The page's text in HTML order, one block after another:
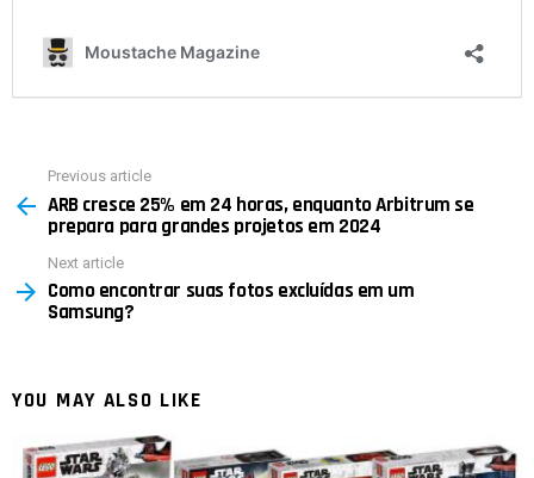
more
Previous article
ARB cresce 25% em 24 horas, enquanto Arbitrum se
prepara para grandes projetos em 2024
Next article
Como encontrar suas fotos excluídas em um
Samsung?
YOU MAY ALSO LIKE